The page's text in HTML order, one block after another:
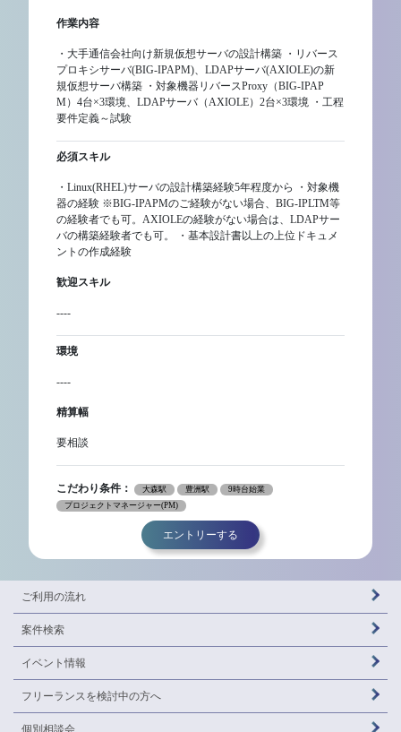
作業内容
・大手通信会社向け新規仮想サーバの設計構築 ・リバース
プロキシサーバ(BIG-IPAPM)、LDAPサーバ(AXIOLE)の新
規仮想サーバ構築 ・対象機器リバースProxy（BIG-IPAP
M）4台×3環境、LDAPサーバ（AXIOLE）2台×3環境 ・工程
要件定義～試験
必須スキル
・Linux(RHEL)サーバの設計構築経験5年程度から ・対象機
器の経験 ※BIG-IPAPMのご経験がない場合、BIG-IPLTM等
の経験者でも可。AXIOLEの経験がない場合は、LDAPサー
バの構築経験者でも可。 ・基本設計書以上の上位ドキュメ
ントの作成経験
歓迎スキル
----
環境
----
精算幅
要相談
こだわり条件： 大森駅 豊洲駅
9時台始業
プロジェクトマネージャー(PM)
エントリーする
ご利用の流れ
案件検索
イベント情報
フリーランスを検討中の方へ
個別相談会